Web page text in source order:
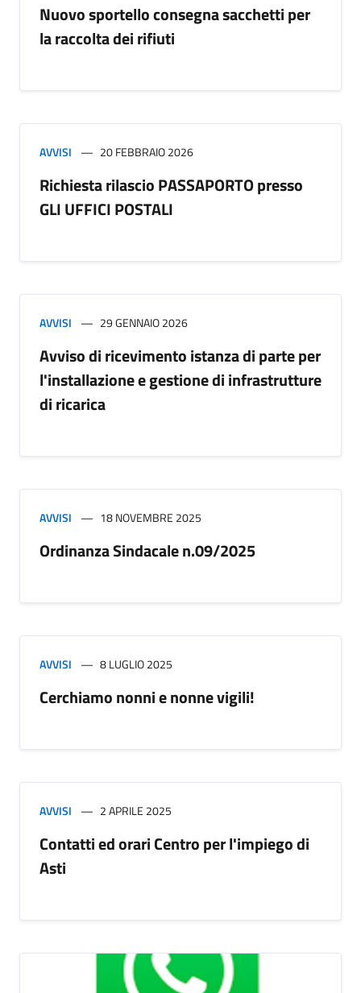
Nuovo sportello consegna sacchetti per
la raccolta dei rifiuti
AVVISI 20 FEBBRAIO 2026
Richiesta rilascio PASSAPORTO presso
GLI UFFICI POSTALI
AVVISI 29 GENNAIO 2026
Avviso di ricevimento istanza di parte per
l'installazione e gestione di infrastrutture
di ricarica
AVVISI 18 NOVEMBRE 2025
Ordinanza Sindacale n.09/2025
AVVISI 8 LUGLIO 2025
Cerchiamo nonni e nonne vigili!
AVVISI 2 APRILE 2025
Contatti ed orari Centro per l'impiego di
Asti